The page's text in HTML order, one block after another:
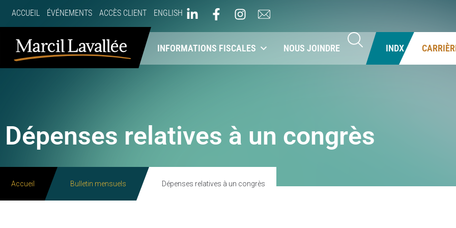
ACCUEIL ÉVÉNEMENTS ACCÈS CLIENT ENGLISH
À PROPOS NOS SERVICES INFORMATIONS FISCALES NOUS JOINDRE INDX
Dépenses relatives à un congrès
Accueil Bulletin mensuels Dépenses relatives à un congrès